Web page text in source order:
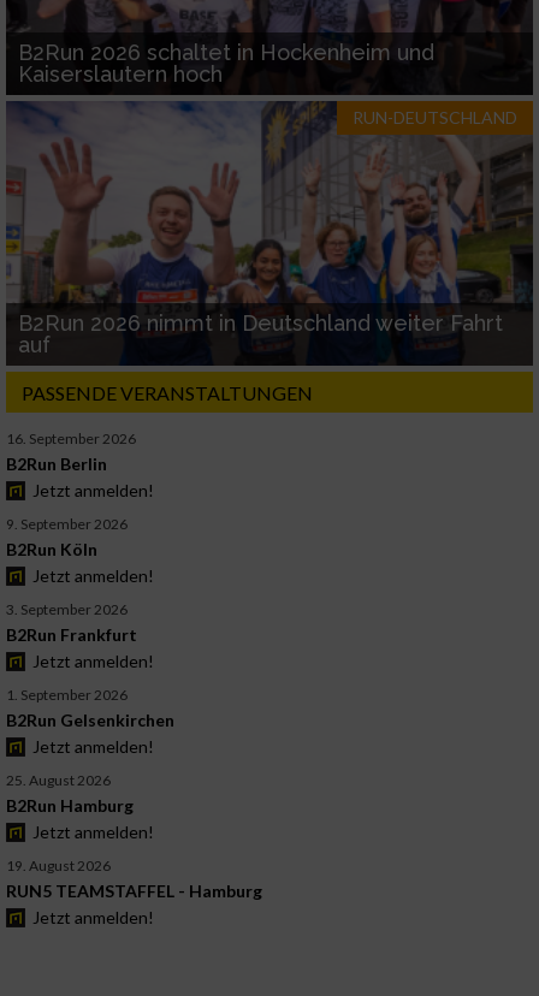
B2Run 2026 schaltet in Hockenheim und
Kaiserslautern hoch
RUN-DEUTSCHLAND
B2Run 2026 nimmt in Deutschland weiter Fahrt
auf
PASSENDE VERANSTALTUNGEN
16. September 2026
B2Run Berlin
Jetzt anmelden!
9. September 2026
B2Run Köln
Jetzt anmelden!
3. September 2026
B2Run Frankfurt
Jetzt anmelden!
1. September 2026
B2Run Gelsenkirchen
Jetzt anmelden!
25. August 2026
B2Run Hamburg
Jetzt anmelden!
19. August 2026
RUN5 TEAMSTAFFEL - Hamburg
Jetzt anmelden!